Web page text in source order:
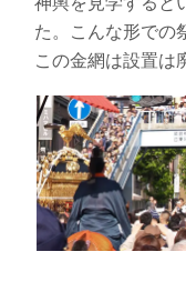
た。こんな形での
この金網は設置は